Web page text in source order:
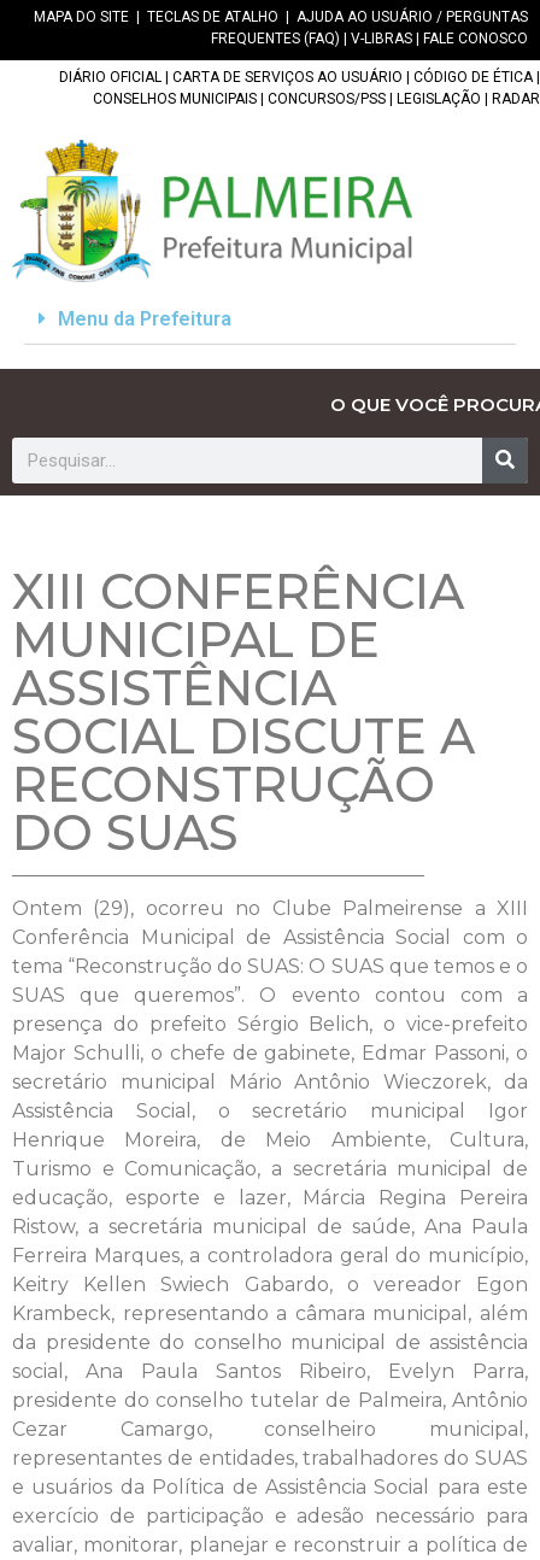
MAPA DO SITE TECLAS DE ATALHO
AJUDA AO USUÁRIO / PERGUNTAS
FREQUENTES (FAQ)
V-LIBRAS FALE CONOSCO
DIÁRIO OFICIAL CARTA DE SERVIÇOS AO USUÁRIO CÓDIGO DE ÉTICA|
CONSELHOS MUNICIPAIS
CONCURSOS/PSS LEGISLAÇÃO RADAR
Menu da Prefeitura
O QUE VOCÊ
XIII CONFERÊNCIA
MUNICIPAL DE
ASSISTÊNCIA
SOCIAL DISCUTE A
RECONSTRUÇÃO
DO SUAS
Ontem (29), ocorreu no Clube Palmeirense a XIII
Conferência Municipal de Assistência Social com o
tema “Reconstrução do SUAS: O SUAS que temos e o
SUAS que queremos”. O evento contou com a
presença do prefeito Sérgio Belich, o vice-prefeito
Major Schulli, o chefe de gabinete, Edmar Passoni, o
secretário municipal Mário Antônio Wieczorek, da
Assistência Social, o secretário municipal Igor
Henrique Moreira, de Meio Ambiente, Cultura,
Turismo e Comunicação, a secretária municipal de
educação, esporte e lazer, Márcia Regina Pereira
Ristow, a secretária municipal de saúde, Ana Paula
Ferreira Marques, a controladora geral do município,
Keitry Kellen Swiech Gabardo, o vereador Egon
Krambeck, representando a câmara municipal, além
da presidente do conselho municipal de assistência
social, Ana Paula Santos Ribeiro, Evelyn Parra,
presidente do conselho tutelar de Palmeira, Antônio
Cezar Camargo, conselheiro municipal,
representantes de entidades, trabalhadores do SUAS
e usuários da Política de Assistência Social para este
exercício de participação e adesão necessário para
avaliar, monitorar, planejar e reconstruir a política de